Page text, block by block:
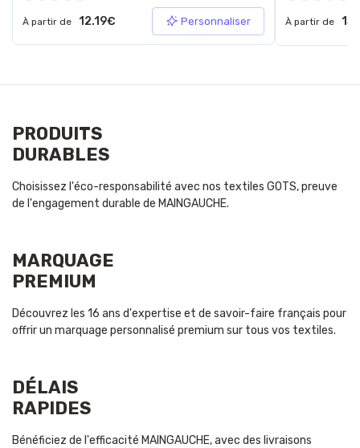
À partir de 12.19€ Personnaliser À partir de
PRODUITS
DURABLES
Choisissez l'éco-responsabilité avec nos textiles GOTS, preuve
de l'engagement durable de MAINGAUCHE.
MARQUAGE
PREMIUM
Découvrez les 16 ans d'expertise et de savoir-faire français pour
offrir un marquage personnalisé premium sur tous vos textiles.
DÉLAIS
RAPIDES
Bénéficiez de l'efficacité MAINGAUCHE, avec des livraisons